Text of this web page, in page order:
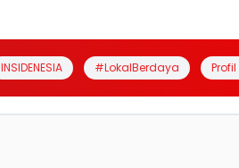
INSIDENESIA #LokalBerdaya